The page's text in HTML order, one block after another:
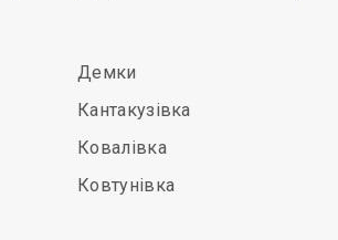
Демки
Кантакузівка
Ковалівка
Ковтунівка